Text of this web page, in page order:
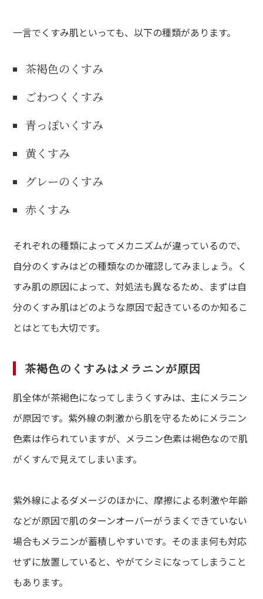
一言でくすみ肌といっても、以下の種類があります。
茶褐色のくすみ
ごわつくくすみ
青っぽいくすみ
黄くすみ
グレーのくすみ
赤くすみ
それぞれの種類によってメカニズムが違っているので、
自分のくすみはどの種類なのか確認してみましょう。く
すみ肌の原因によって、対処法も異なるため、まずは自
分のくすみ肌はどのような原因で起きているのか知るこ
とはとても大切です。
茶褐色のくすみはメラニンが原因
肌全体が茶褐色になってしまうくすみは、主にメラニン
が原因です。紫外線の刺激から肌を守るためにメラニン
色素は作られていますが、メラニン色素は褐色なので肌
がくすんで見えてしまいます。
紫外線によるダメージのほかに、摩擦による刺激や年齢
などが原因で肌のターンオーバーがうまくできていない
場合もメラニンが蓄積しやすいです。そのまま何も対応
せずに放置していると、やがてシミになってしまうこと
もあります。